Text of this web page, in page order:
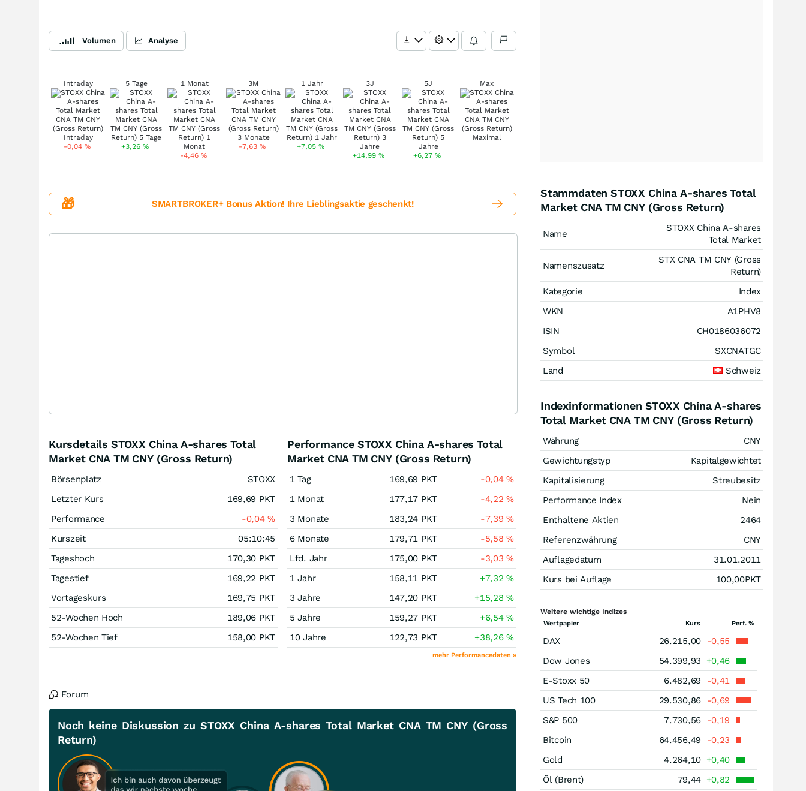
Volumen Analyse
Intraday
-0,04 %
5 Tage
+3,26%
1 Monat
-4,46 %
3M
-7,63%
1 Jahr
+7,05%
3J
+14,99%
5J
+6,27%
Max
🎁 SMARTBROKER+ Bonus Aktion! Ihre Lieblingsaktie geschenkt!
Kursdetails STOXX China A-shares Total
Market CNA TM CNY (Gross Return)
Börsenplatz
STOXX
Letzter Kurs
169,69 PKT
Performance
-0,04%
Kurszeit
05:10:45
Tageshoch
170,30 PKT
Tagestief
169,22 PKT
Vortageskurs
169,75 PKT
52-Wochen Hoch
189,06 PKT
52-Wochen Tief
158,00 PKT
Performance STOXX China A-shares Total
Market CNA TM CNY (Gross Return)
1 Tag 169,69 PKT -0,04%
1 Monat
177,17 PKT -4,22%
3 Monate
183,24 PKT -7,39%
6 Monate
179,71 PKT -5,58%
Lfd. Jahr
175,00 PKT -3,03%
1 Jahr
158,11 PKT +7,32%
3 Jahre
147,20 PKT +15,28%
5 Jahre
159,27 PKT +6,54%
10 Jahre
122,73 PKT +38,26%
mehr Performancedaten »
Forum
Noch keine Diskussion zu STOXX China A-shares Total Market CNA TM CNY (Gross
Return)
Stammdaten STOXX China A-shares Total
Market CNA TM CNY (Gross Return)
Name
STOXX China A-shares
Total Market
Namenszusatz
STX CNA TM CNY (Gross
Return)
Kategorie
Index
WKN
A1PHV8
ISIN
CH0186036072
Symbol
SXCNATGC
Land
Schweiz
Indexinformationen STOXX China A-shares
Total Market CNA TM CNY (Gross Return)
Währung
CNY
Gewichtungstyp
Kapitalgewichtet
Kapitalisierung
Streubesitz
Performance Index
Nein
Enthaltene Aktien
2464
Referenzwährung
CNY
Auflagedatum
31.01.2011
Kurs bei Auflage
100,00PKT
Weitere wichtige Indizes
Wertpapier Kurs Perf. %
DAX 26.215,00
-0,55
Dow Jones
54.399,93
+0,46
E-Stoxx 50
6.482,69
-0,41
US Tech 100
29.530,86
-0,69
S&P 500
7.730,56
-0,19
Bitcoin
64.456,49
-0,23
Gold
4.264,10 +0,40
Öl (Brent)
79,44 +0,82